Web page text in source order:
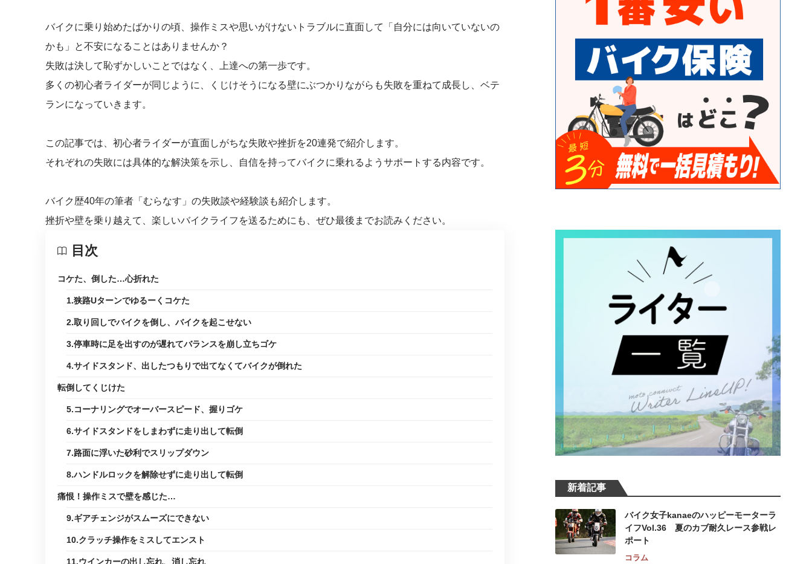
バイクに乗り始めたばかりの頃、操作ミスや思いがけないトラブルに直面して「自分には向いていないの
かも」と不安になることはありませんか？
失敗は決して恥ずかしいことではなく、上達への第一歩です。
多くの初心者ライダーが同じように、くじけそうになる壁にぶつかりながらも失敗を重ねて成長し、ベテ
ランになっていきます。
この記事では、初心者ライダーが直面しがちな失敗や挫折を20連発で紹介します。
それぞれの失敗には具体的な解決策を示し、自信を持ってバイクに乗れるようサポートする内容です。
バイク歴40年の筆者「むらなす」の失敗談や経験談も紹介します。
挫折や壁を乗り越えて、楽しいバイクライフを送るためにも、ぜひ最後までお読みください。
目次
コケた、倒した…心折れた
1.狭路Uターンでゆるーくコケた
2.取り回しでバイクを倒し、バイクを起こせない
3.停車時に足を出すのが遅れてバランスを崩し立ちゴケ
4.サイドスタンド、出したつもりで出てなくてバイクが倒れた
転倒してくじけた
5.コーナリングでオーバースピード、握りゴケ
6.サイドスタンドをしまわずに走り出して転倒
7.路面に浮いた砂利でスリップダウン
8.ハンドルロックを解除せずに走り出して転倒
痛恨！操作ミスで壁を感じた…
9.ギアチェンジがスムーズにできない
10.クラッチ操作をミスしてエンスト
11.ウインカーの出し忘れ、消し忘れ
新着記事
バイク女子kanaeのハッピーモーターラ
イフVol.36 夏のカブ耐久レース参戦レ
ポート
コラム